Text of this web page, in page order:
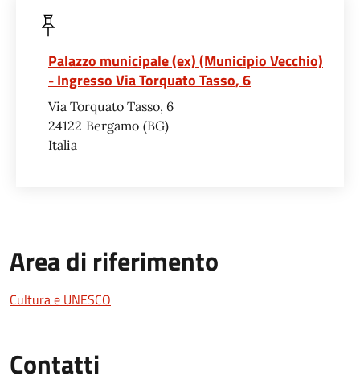
Palazzo municipale (ex) (Municipio Vecchio)
- Ingresso Via Torquato Tasso, 6
Via Torquato Tasso, 6
24122 Bergamo BG
Italia
Area di riferimento
Cultura e UNESCO
Contatti